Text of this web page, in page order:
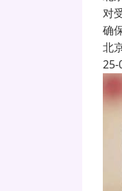
对
确
北
25-